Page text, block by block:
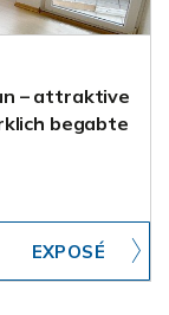
– attraktive
begabte